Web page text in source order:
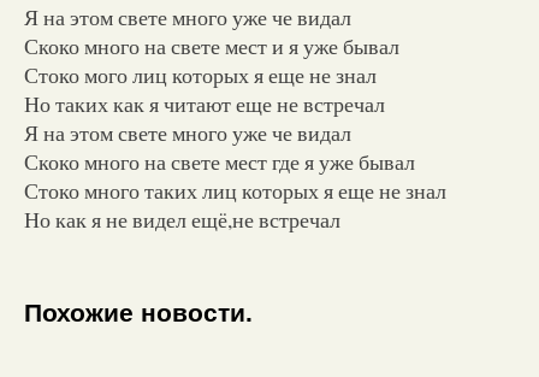
Я на этом свете много уже че видал
Скоко много на свете мест и я уже бывал
Стоко мого лиц которых я еще не знал
Но таких как я читают еще не встречал
Я на этом свете много уже че видал
Скоко много на свете мест где я уже бывал
Стоко много таких лиц которых я еще не знал
Но как я не видел ещё,не встречал
Похожие новости.